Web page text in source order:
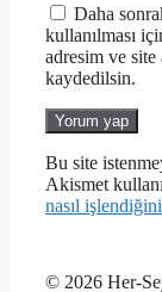
Daha
kullanılması
adresim ve site
kaydedilsin.
Bu site
Akismet
nasıl
© 2026 Her-